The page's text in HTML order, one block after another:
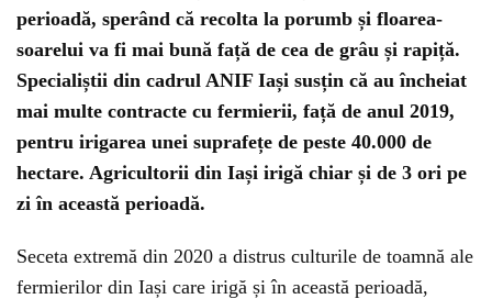
perioadă, sperând că recolta la porumb și floarea-
soarelui va fi mai bună față de cea de grâu și rapiță.
Specialiștii din cadrul ANIF Iași susțin că au încheiat
mai multe contracte cu fermierii, față de anul 2019,
pentru irigarea unei suprafețe de peste 40.000 de
hectare. Agricultorii din Iași irigă chiar și de 3 ori pe
zi în această perioadă.
Seceta extremă din 2020 a distrus culturile de toamnă ale
fermierilor din Iași care irigă și în această perioadă,